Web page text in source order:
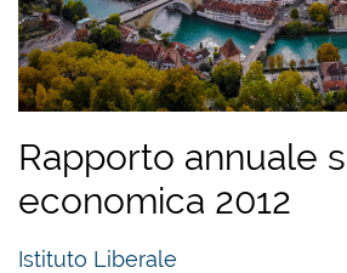
Rapporto annuale
economica 2012
Istituto Liberale